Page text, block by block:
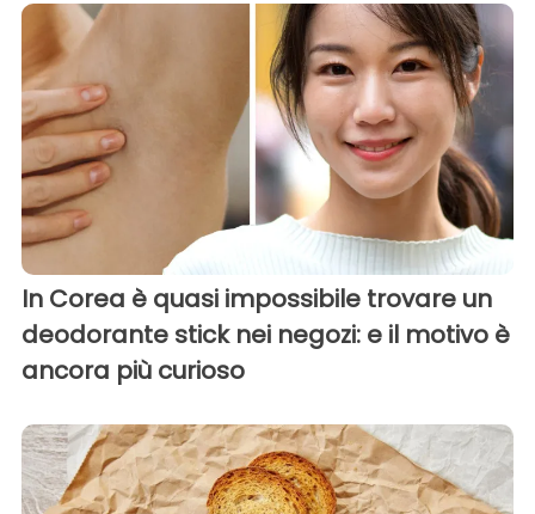
In Corea è quasi impossibile trovare un
deodorante stick nei negozi: e il motivo è
ancora più curioso